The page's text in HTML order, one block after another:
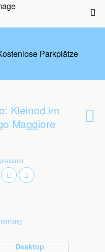
Parkplätze
Kleinod im
Maggiore
Desktop